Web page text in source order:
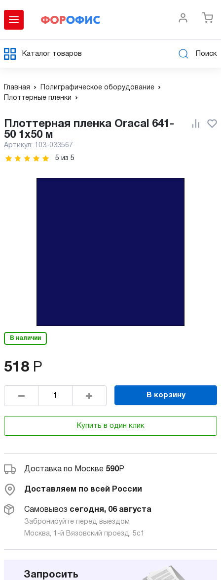
Каталог товаров Поиск
Главная
Полиграфическое оборудование
Плоттерные пленки
50 1x50 м
Артикул: 103-033567
5 из 5
В наличии
518 Р
В корзину
Купить в один клик
Доставка по Москве 590Р
Доставляем по всей России
Самовывоз сегодня, 06 августа
Забронируйте перед выездом
Москва, 1-й Вязовский проезд, 5с1
Запросить